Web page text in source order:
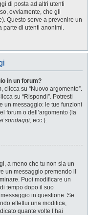
di posta ad altri utenti
ovviamente, che gli
Questo serve a prevenire un
parte di utenti anonimi.
in un forum?
clicca su “Nuovo argomento”.
su “Rispondi”. Potresti
un messaggio: le tue funzioni
forum o dell’argomento (la
sondaggi, ecc.).
a meno che tu non sia un
un messaggio premendo il
Puoi modificare un
tempo dopo il suo
in questione. Se
effettui una modifica,
quante volte l’hai